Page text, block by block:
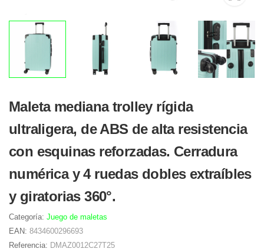
Maleta mediana trolley rígida
ultraligera, de ABS de alta resistencia
con esquinas reforzadas. Cerradura
numérica y 4 ruedas dobles extraíbles
y giratorias 360°.
Categoría: Juego de maletas
EAN: 8434600296693
Referencia: DMAZ0012C27T25